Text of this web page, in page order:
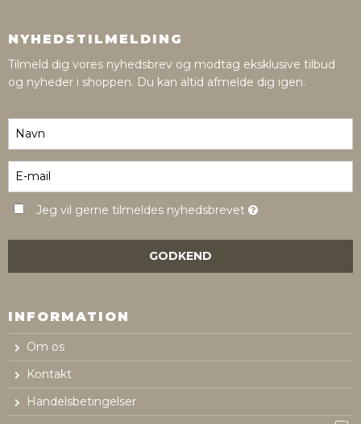
NYHEDSTILMELDING
Tilmeld dig vores nyhedsbrev og modtag eksklusive tilbud
og nyheder i shoppen. Du kan altid afmelde dig igen.
Jeg vil gerne tilmeldes nyhedsbrevet
GODKEND
INFORMATION
Om os
Kontakt
Handelsbetingelser